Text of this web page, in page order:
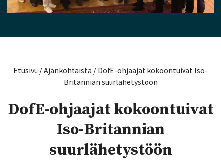
Etusivu /Ajankohtaista / DofE-ohjaajat kokoontuivat Iso-
Britannian suurlähetystöön
DofE-ohjaajat kokoontuivat
Iso-Britannian
suurlähetystöön